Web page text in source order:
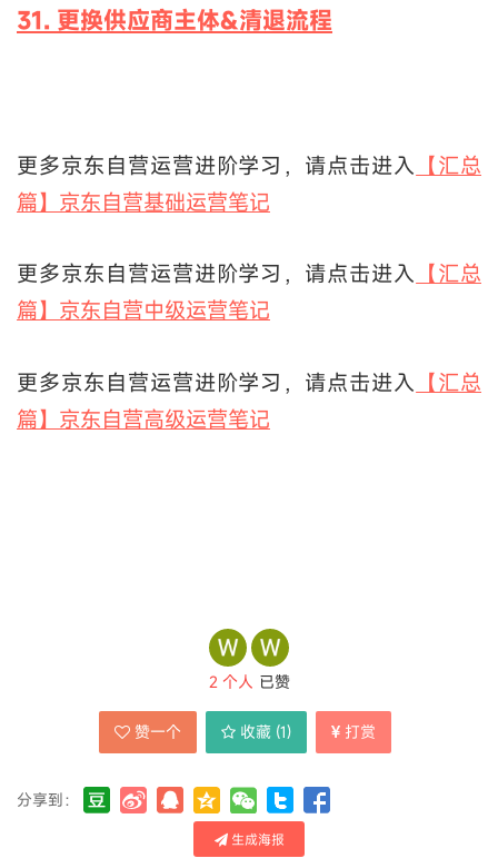
31. 更换供应商主体&清退流程
更多京东自营运营进阶学习，请点击进入 【汇总
篇】京东自营基础运营笔记
更多京东自营运营进阶学习，请点击进入 【汇总
篇】京东自营中级运营笔记
更多京东自营运营进阶学习，请点击进入 【汇总
篇】京东自营高级运营笔记
2 个人 已赞
赞一个 收藏 (1) 打赏
分享到：
生成海报